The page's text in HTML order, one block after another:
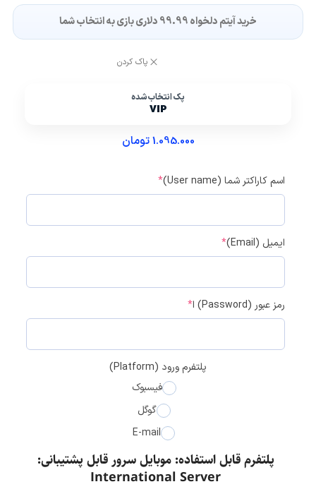
خرید آیتم دلخواه 99.99 دلاری بازی به انتخاب شما
پاک کردن
پک انتخاب‌شده
VIP
1.095.000تومان
اسم کاراکتر شما (User name) *
ایمیل (Email) *
رمز عبور (Password) ا *
پلتفرم ورود (Platform)
فیسبوک
گوگل
E-mail
پلتفرم قابل استفاده: موبایل سرور قابل پشتیبانی:
International Server